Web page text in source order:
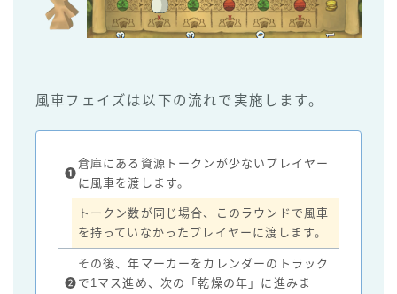
風車フェイズは以下の流れで実施します。
❶
倉庫にある資源トークンが少ないプレイヤー
に風車を渡します。
トークン数が同じ場合、このラウンドで風車
を持っていなかったプレイヤーに渡します。
❷
その後、年マーカーをカレンダーのトラック
で1マス進め、次の「乾燥の年」に進みま